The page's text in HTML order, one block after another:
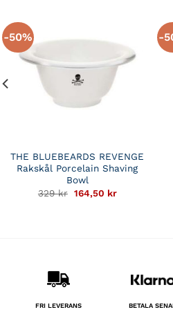
-50%
THE BLUEBEARDS REVENGE
Rakskål Porcelain Shaving
Bowl
329kr Det
ursprungliga
164,50 krDet
-
FRI LEVERANS BETALA